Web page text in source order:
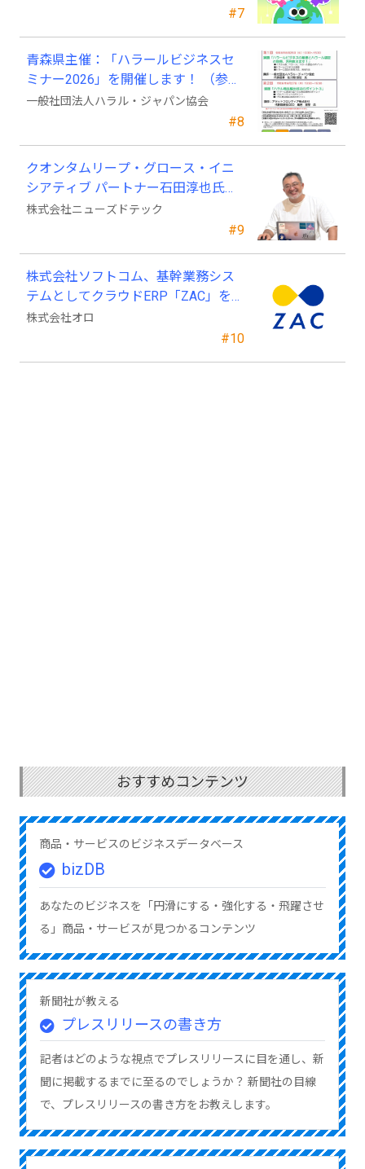
#7
#8
青森県主催：「ハラールビジネスセ
ミナー2026」を開催します！ （参加
費無料）
一般社団法人ハラル・ジャパン協会
#9
クオンタムリープ・グロース・イニ
シアティブ パートナー石田淳也氏が
ニューズドテックの戦略顧問に就任
株式会社ニューズドテック
#10
株式会社ソフトコム、基幹業務シス
テムとしてクラウドERP「ZAC」を採
用
株式会社オロ
おすすめコンテンツ
商品・サービスのビジネスデータベース
bizDB
あなたのビジネスを「円滑にする・強化する・飛躍させ
る」商品・サービスが見つかるコンテンツ
新聞社が教える
プレスリリースの書き方
記者はどのような視点でプレスリリースに目を通し、新
聞に掲載するまでに至るのでしょうか？ 新聞社の目線
で、プレスリリースの書き方をお教えします。